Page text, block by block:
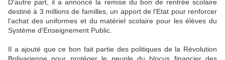
D'autre part, il a annoncé la remise du bon de rentrée scolaire
destiné à 3 millions de familles, un apport de l'Etat pour renforcer
l'achat des uniformes et du matériel scolaire pour les élèves du
Système d'Enseignement Public.
Il a ajouté que ce bon fait partie des politiques de la Révolution